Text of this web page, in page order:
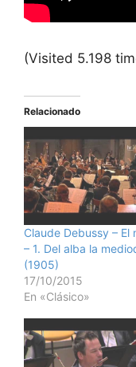
(Visited 5.198
Relacionado
Claude Debussy – El
– 1. Del alba la
(1905)
17/10/2015
En «Clásico»